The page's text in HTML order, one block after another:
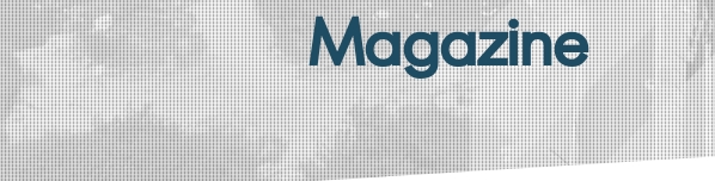
Magazine